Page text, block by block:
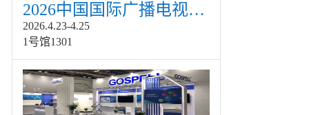
2026中国国际广播电视信息网络展览会展
2026.4.23-4.25
1号馆1301